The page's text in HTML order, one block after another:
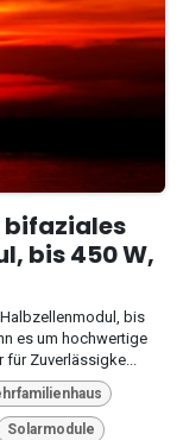
bifaziales
bis 450 W,
bis
es um hochwertige
Zuverlässigke...
Solarmodule